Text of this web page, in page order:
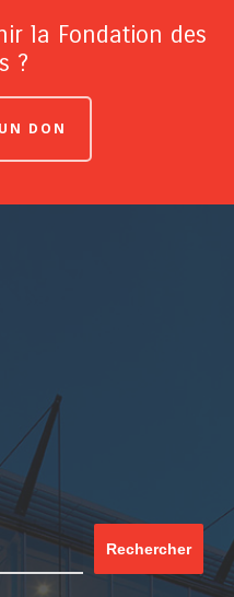
la Fondation des
?
DON
Rechercher